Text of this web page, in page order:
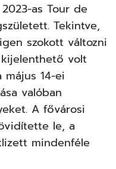
as Tour de
Tekintve,
szokott változni
volt
14-ei
valóban
A fővárosi
le, a
mindenféle